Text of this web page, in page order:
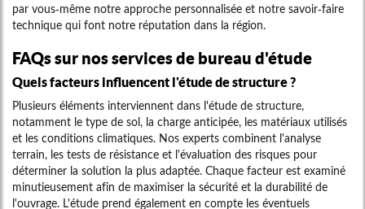
par vous-même notre approche personnalisée et notre savoir-faire
technique qui font notre réputation dans la région.
FAQs sur nos services de bureau d'étude
Quels facteurs influencent l'étude de structure ?
Plusieurs éléments interviennent dans l'étude de structure,
notamment le type de sol, la charge anticipée, les matériaux utilisés
et les conditions climatiques. Nos experts combinent l'analyse
terrain, les tests de résistance et l'évaluation des risques pour
déterminer la solution la plus adaptée. Chaque facteur est examiné
minutieusement afin de maximiser la sécurité et la durabilité de
l'ouvrage. L'étude prend également en compte les éventuels